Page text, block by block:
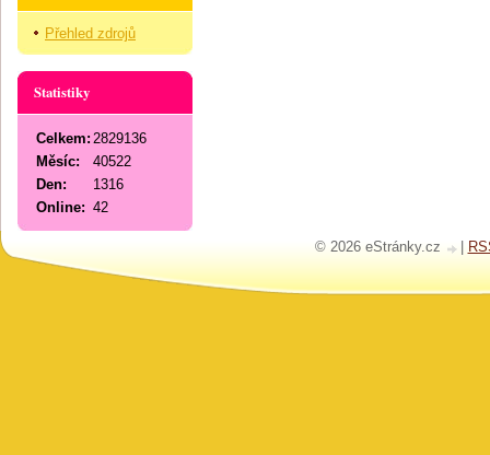
Přehled zdrojů
Statistiky
Online: 42
Celkem: 2829136
Měsíc:
40522
Den:
1316
© 2026 eStránky.cz